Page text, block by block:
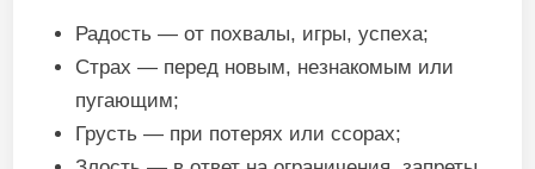
Радость — от похвалы, игры, успеха;
Страх — перед новым, незнакомым или
пугающим;
Грусть — при потерях или ссорах;